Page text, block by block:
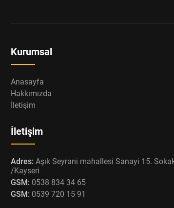
Kurumsal
Anasayfa
Hakkımızda
İletişim
İletişim
Adres: Aşık Seyrani mahallesi Sanayi 15.
/Kayseri
GSM: 0538 834 34 65
GSM: 0539 720 15 91